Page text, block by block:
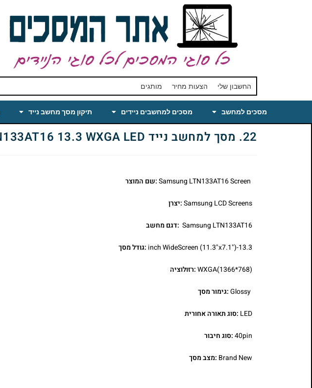
החשבון שלי הצעות מחיר מותגים
מסכים למחשב מסכים למחשבים ניידים תיקון מסך מחשב נייד
22. מסך למחשב נייד LTN133AT16 13.3 WXGA LED
:שם המוצר
Samsung LCD Screens:יצרן
Samsung LTN133AT16 :דגם מחשב
13.3-inch WideScreen (11.3"x7.1") :גודל מסך
WXGA(1366*768):רזולוציה
Glossy:גימור מסך
LED :סוג תאורה אחורית
40pin:סוג חיבור
Brand New :מצב מסך